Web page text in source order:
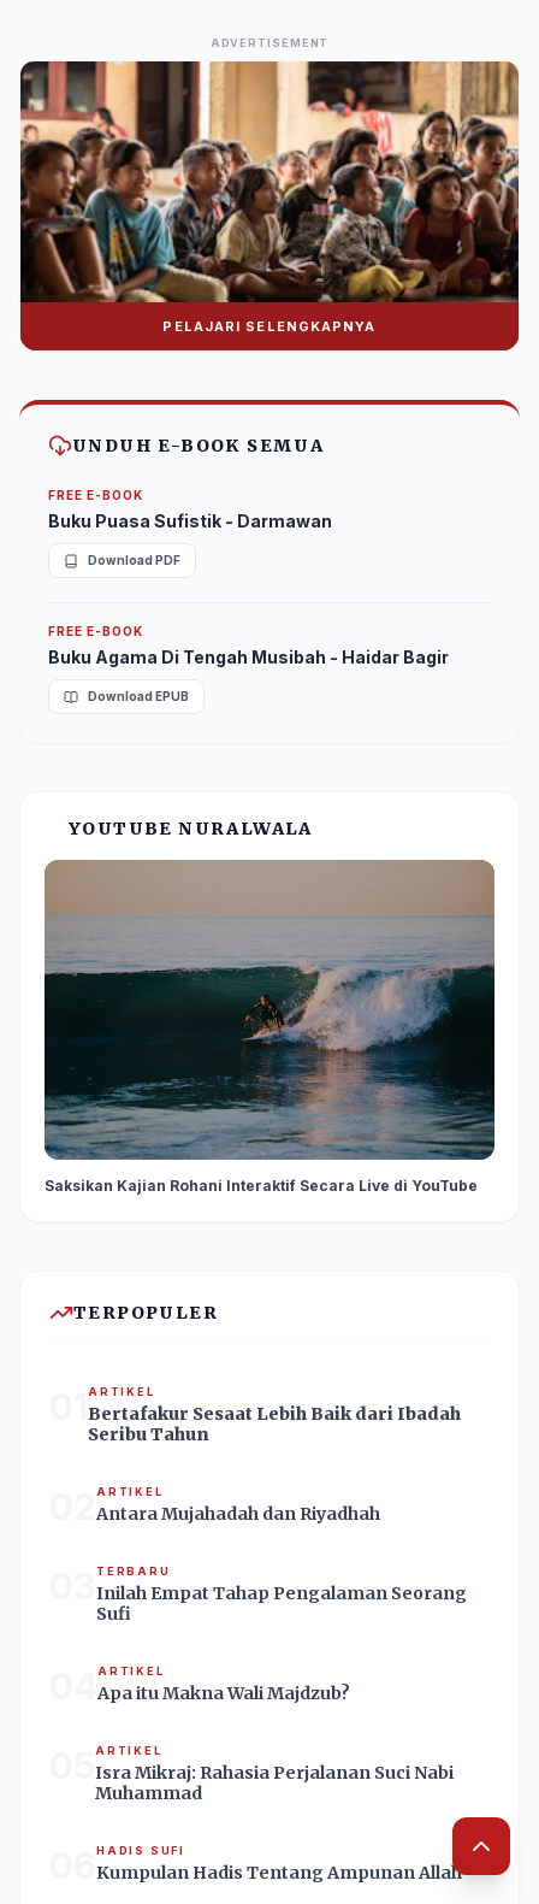
ADVERTISEMENT
Donasi Nuralwala Foundation
Bantu syiar dakwah melalui platform digital.
PELAJARI SELENGKAPNYA
UNDUH E-BOOK SEMUA
FREE E-BOOK
Buku Puasa Sufistik - Darmawan
Download PDF
FREE E-BOOK
Buku Agama Di Tengah Musibah - Haidar Bagir
Download EPUB
YOUTUBE NURALWALA
Saksikan Kajian Rohani Interaktif Secara Live di YouTube
TERPOPULER
ARTIKEL
Bertafakur Sesaat Lebih Baik dari Ibadah
Seribu Tahun
ARTIKEL
Antara Mujahadah dan Riyadhah
TERBARU
Inilah Empat Tahap Pengalaman Seorang
Sufi
ARTIKEL
Apa itu Makna Wali Majdzub?
ARTIKEL
Isra Mikraj: Rahasia Perjalanan Suci Nabi
Muhammad
HADIS SUFI
Kumpulan Hadis Tentang Ampunan Allah